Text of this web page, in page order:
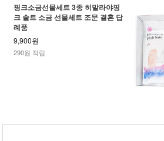
핑크소금선물세트 3종 히말라야핑
크 솔트 소금 선물세트 조문 결혼 답
례품
9,900원
290원 적립